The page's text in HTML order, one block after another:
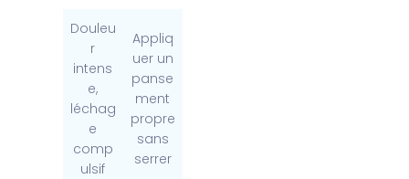
Douleu
r
intens
e,
léchag
e
comp
ulsif
Appliq
uer un
panse
ment
propre
sans
serrer